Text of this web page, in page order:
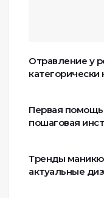
Отравление у
категорически
Первая
пошаговая
Тренды
актуальные